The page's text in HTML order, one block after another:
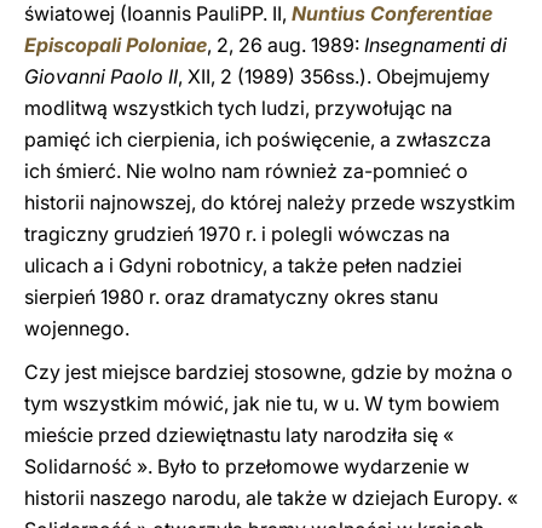
światowej (Ioannis PauliPP. II, Nuntius Conferentiae
Episcopali Poloniae, 2, 26 aug. 1989: Insegnamenti di
Giovanni Paolo II, XII, 2 (1989) 356ss.). Obejmujemy
modlitwą wszystkich tych ludzi, przywołując na
pamięć ich cierpienia, ich poświęcenie, a zwłaszcza
ich śmierć. Nie wolno nam również za-pomnieć o
historii najnowszej, do której należy przede wszystkim
tragiczny grudzień 1970 r. i polegli wówczas na
ulicach a i Gdyni robotnicy, a także pełen nadziei
sierpień 1980 r. oraz dramatyczny okres stanu
wojennego.
Czy jest miejsce bardziej stosowne, gdzie by można o
tym wszystkim mówić, jak nie tu, w u. W tym bowiem
mieście przed dziewiętnastu laty narodziła się «
Solidarność ». Było to przełomowe wydarzenie w
historii naszego narodu, ale także w dziejach Europy. «